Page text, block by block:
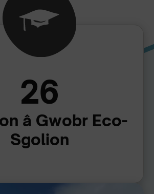
26
â Gwobr Eco-
Sgolion